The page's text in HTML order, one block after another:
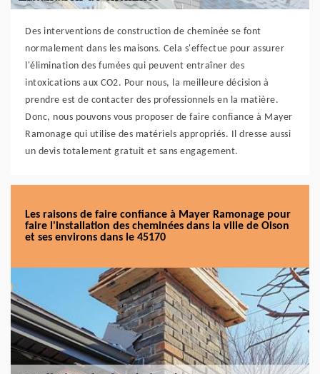
Des interventions de construction de cheminée se font
normalement dans les maisons. Cela s'effectue pour assurer
l'élimination des fumées qui peuvent entraîner des
intoxications aux CO2. Pour nous, la meilleure décision à
prendre est de contacter des professionnels en la matière.
Donc, nous pouvons vous proposer de faire confiance à Mayer
Ramonage qui utilise des matériels appropriés. Il dresse aussi
un devis totalement gratuit et sans engagement.
Les raisons de faire confiance à Mayer Ramonage pour
faire l'installation des cheminées dans la ville de Oison
et ses environs dans le 45170